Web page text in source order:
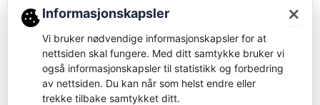
×
Informasjonskapsler
Vi bruker nødvendige informasjonskapsler for at
nettsiden skal fungere. Med ditt samtykke bruker vi
også informasjonskapsler til statistikk og forbedring
av nettsiden. Du kan når som helst endre eller
trekke tilbake samtykket ditt.